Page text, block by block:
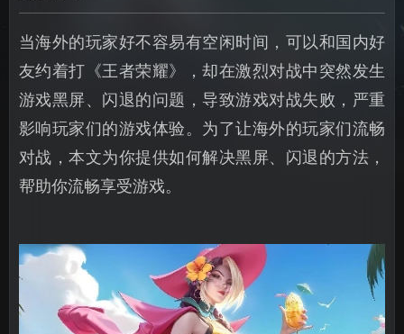
当海外的玩家好不容易有空闲时间，可以和国内好
友约着打《王者荣耀》，却在激烈对战中突然发生
游戏黑屏、闪退的问题，导致游戏对战失败，严重
影响玩家们的游戏体验。为了让海外的玩家们流畅
对战，本文为你提供如何解决黑屏、闪退的方法，
帮助你流畅享受游戏。